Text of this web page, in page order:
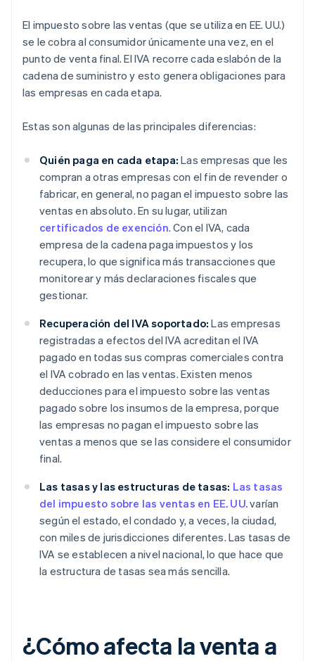
El impuesto sobre las ventas (que se utiliza en EE. UU.)
se le cobra al consumidor únicamente una vez, en el
punto de venta final. El IVA recorre cada eslabón de la
cadena de suministro y esto genera obligaciones para
las empresas en cada etapa.
Estas son algunas de las principales diferencias:
Quién paga en cada etapa: Las empresas que les
compran a otras empresas con el fin de revender o
fabricar, en general, no pagan el impuesto sobre las
ventas en absoluto. En su lugar, utilizan
certificados de exención. Con el IVA, cada
empresa de la cadena paga impuestos y los
recupera, lo que significa más transacciones que
monitorear y más declaraciones fiscales que
gestionar.
Recuperación del IVA soportado: Las empresas
registradas a efectos del IVA acreditan el IVA
pagado en todas sus compras comerciales contra
el IVA cobrado en las ventas. Existen menos
deducciones para el impuesto sobre las ventas
pagado sobre los insumos de la empresa, porque
las empresas no pagan el impuesto sobre las
ventas a menos que se las considere el consumidor
final.
Las tasas y las estructuras de tasas: Las tasas
del impuesto sobre las ventas en EE. UU.varían
según el estado, el condado y, a veces, la ciudad,
con miles de jurisdicciones diferentes. Las tasas de
IVA se establecen a nivel nacional, lo que hace que
la estructura de tasas sea más sencilla.
¿Cómo afecta la venta a